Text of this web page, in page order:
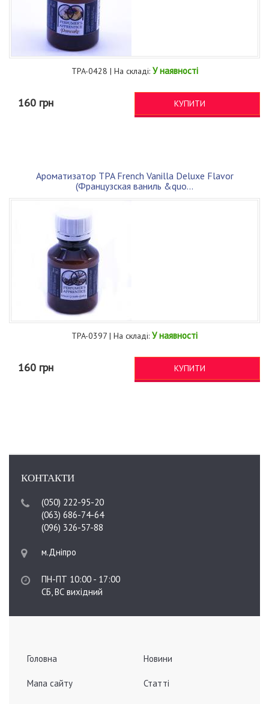
TPA-0428 | На складі: У наявності
160 грн КУПИТИ
Ароматизатор TPA French Vanilla Deluxe Flavor
(Французская ваниль &quo...
TPA-0397 | На складі: У наявності
160 грн КУПИТИ
КОНТАКТИ
(050) 222-95-20
(063) 686-74-64
(096) 326-57-88
м.Дніпро
ПН-ПТ 10:00 - 17:00
СБ, ВС вихідний
Головна
Мапа сайту
Новини
Статті